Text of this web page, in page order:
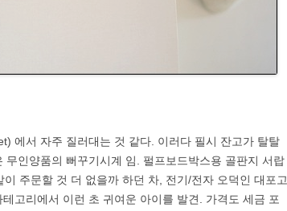
에서 자주 질러대는 것 같다. 이러다 필시 잔고가 탈탈
인양품의 뻐꾸기시계 임. 펄프보드박스용 골판지 서랍
주문할 것 더 없을까 하던 차, 전기/전자 오덕인 대포고
테고리에서 이런 초 귀여운 아이를 발견. 가격도 세금 포